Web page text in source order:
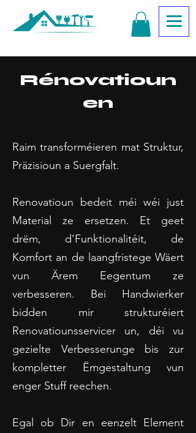
Rénovatioun
en
Raim transforméieren mat Struktur,
Präzisioun a Suergfalt.
Renovatioun bedeit méi wéi just
Material ze ersetzen. Et geet
drëm, d’Funktionalitéit, de
Komfort an de laangfristege Wäert
vun Ärem Eegentum ze
verbesseren. Bei Handwierker
bidden mir strukturéiert
Renovatiounsservicer un, déi vu
gezielte Verbesserunge bis zur
kompletter Ëmgestaltung vun
enger Stuff reechen.
Egal ob Dir en eenzelt Element